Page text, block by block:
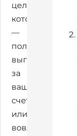
цель
которых
—
получить
выгоду
за
ваш
счет
или
вовлечь